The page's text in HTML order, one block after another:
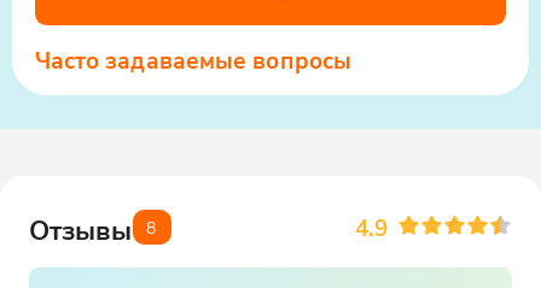
Часто задаваемые вопросы
Отзывы 8 4.9